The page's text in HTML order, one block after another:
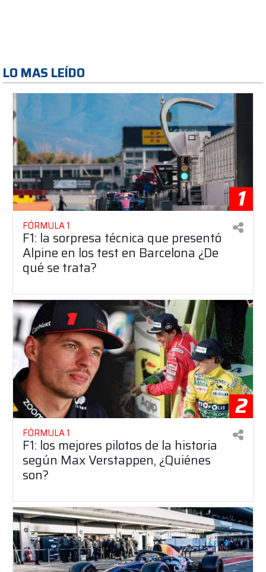
LO MAS LEÍDO
1
FÓRMULA 1
F1: la sorpresa técnica que presentó
Alpine en los test en Barcelona ¿De
qué se trata?
2
FÓRMULA 1
F1: los mejores pilotos de la historia
según Max Verstappen, ¿Quiénes
son?